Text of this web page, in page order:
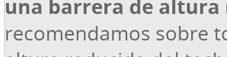
una barrera de
recomendamos sobre